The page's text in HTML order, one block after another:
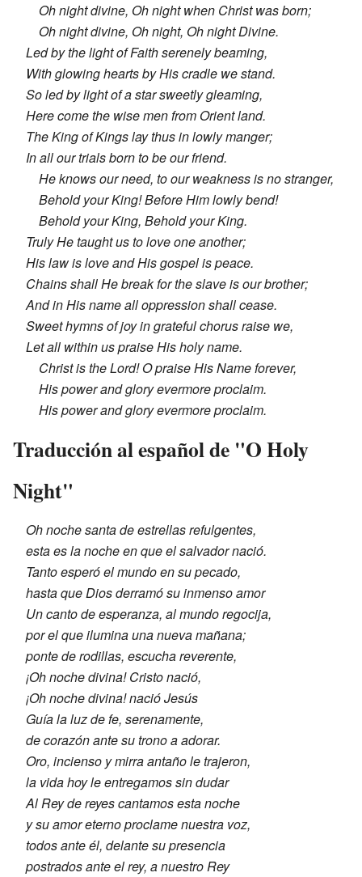
Oh night divine, Oh night when Christ was born;
Oh night divine, Oh night, Oh night Divine.
Led by the light of Faith serenely beaming,
With glowing hearts by His cradle we stand.
So led by light of a star sweetly gleaming,
Here come the wise men from Orient land.
The King of Kings lay thus in lowly manger;
In all our trials born to be our friend.
He knows our need, to our weakness is no stranger,
Behold your King! Before Him lowly bend!
Behold your King, Behold your King.
Truly He taught us to love one another;
His law is love and His gospel is peace.
Chains shall He break for the slave is our brother;
And in His name all oppression shall cease.
Sweet hymns of joy in grateful chorus raise we,
Let all within us praise His holy name.
Christ is the Lord! O praise His Name forever,
His power and glory evermore proclaim.
His power and glory evermore proclaim.
Traducción al español de "O Holy
Night"
Oh noche santa de estrellas refulgentes,
esta es la noche en que el salvador nació.
Tanto esperó el mundo en su pecado,
hasta que Dios derramó su inmenso amor
Un canto de esperanza, al mundo regocija,
por el que ilumina una nueva mañana;
ponte de rodillas, escucha reverente,
¡Oh noche divina! Cristo nació,
¡Oh noche divina! nació Jesús
Guía la luz de fe, serenamente,
de corazón ante su trono a adorar.
Oro, incienso y mirra antaño le trajeron,
la vida hoy le entregamos sin dudar
Al Rey de reyes cantamos esta noche
y su amor eterno proclame nuestra voz,
todos ante él, delante su presencia
postrados ante el rey, a nuestro Rey